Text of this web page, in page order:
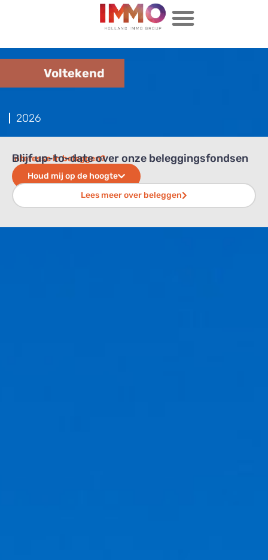
2026
Voltekend
Interesse in beleggen?
Blijf up-to-date over onze beleggingsfondsen
Houd mij op de hoogte
Lees meer over beleggen